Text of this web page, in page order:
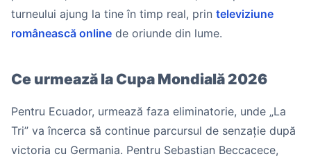
turneului ajung la tine în timp real, prin televiziune
românească online de oriunde din lume.
Ce urmează la Cupa Mondială 2026
Pentru Ecuador, urmează faza eliminatorie, unde „La
Tri” va încerca să continue parcursul de senzație după
victoria cu Germania. Pentru Sebastian Beccacece,